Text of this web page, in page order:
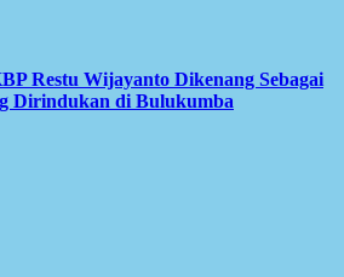
Restu Wijayanto Dikenang Sebagai
Dirindukan di Bulukumba